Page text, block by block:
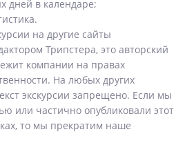
дней в календаре;
на другие сайты
Трипстера, это авторский
компании на правах
На любых других
экскурсии запрещено. Если мы
или частично опубликовали этот
то мы прекратим наше